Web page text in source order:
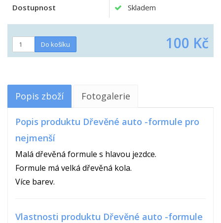
Dostupnost Skladem
100 Kč
Popis zboží Fotogalerie
Popis produktu Dřevěné auto -formule pro
nejmenší
Malá dřevěná formule s hlavou jezdce.
Formule má velká dřevěná kola.
Více barev.
Vlastnosti produktu Dřevěné auto -formule